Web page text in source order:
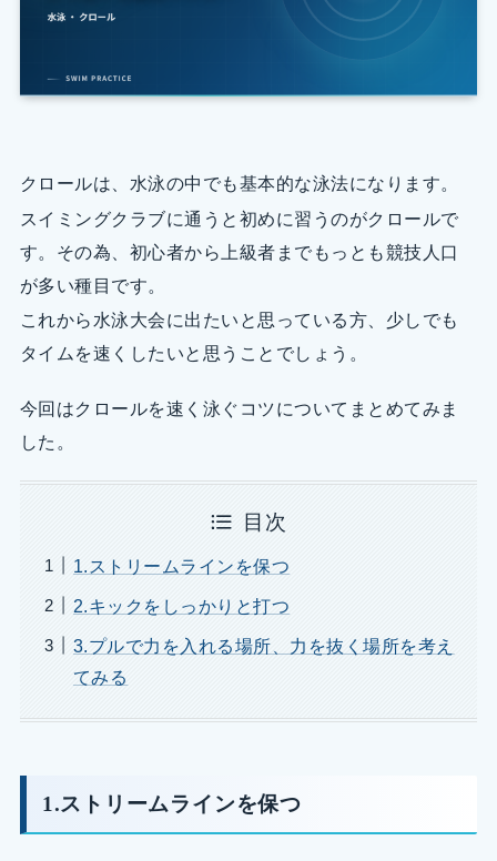
クロールは、水泳の中でも基本的な泳法になります。
スイミングクラブに通うと初めに習うのがクロールで
す。その為、初心者から上級者までもっとも競技人口
が多い種目です。
これから水泳大会に出たいと思っている方、少しでも
タイムを速くしたいと思うことでしょう。
今回はクロールを速く泳ぐコツについてまとめてみま
した。
目次
1.ストリームラインを保つ
2.キックをしっかりと打つ
3.プルで力を入れる場所、力を抜く場所を考え
てみる
1.ストリームラインを保つ